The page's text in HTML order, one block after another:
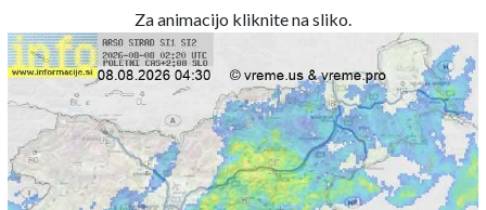
Za animacijo kliknite na sliko.